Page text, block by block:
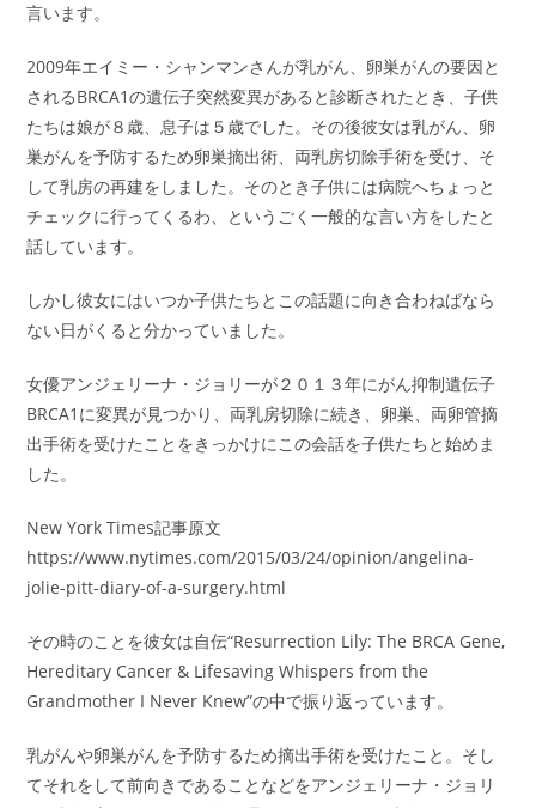
言います。
2009年エイミー・シャンマンさんが乳がん、卵巣がんの要因と
されるBRCA1の遺伝子突然変異があると診断されたとき、子供
たちは娘が８歳、息子は５歳でした。その後彼女は乳がん、卵
巣がんを予防するため卵巣摘出術、両乳房切除手術を受け、そ
して乳房の再建をしました。そのとき子供には病院へちょっと
チェックに行ってくるわ、というごく一般的な言い方をしたと
話しています。
しかし彼女にはいつか子供たちとこの話題に向き合わねばなら
ない日がくると分かっていました。
女優アンジェリーナ・ジョリーが２０１３年にがん抑制遺伝子
BRCA1に変異が見つかり、両乳房切除に続き、卵巣、両卵管摘
出手術を受けたことをきっかけにこの会話を子供たちと始めま
した。
New York Times記事原文
https://www.nytimes.com/2015/03/24/opinion/angelina-
jolie-pitt-diary-of-a-surgery.html
その時のことを彼女は自伝“Resurrection Lily: The BRCA Gene,
Hereditary Cancer & Lifesaving Whispers from the
Grandmother I Never Knew”の中で振り返っています。
乳がんや卵巣がんを予防するため摘出手術を受けたこと。そし
てそれをして前向きであることなどをアンジェリーナ・ジョリ